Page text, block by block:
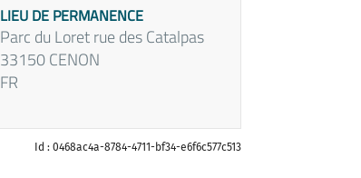
LIEU DE PERMANENCE
Parc du Loret rue des Catalpas
33150 CENON
FR
Id : 0468ac4a-8784-4711-bf34-e6f6c577c513